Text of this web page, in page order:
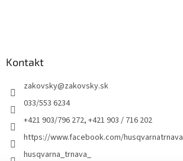
Kontakt
zakovsky@zakovsky.sk
033/553 6234
+421 903/796 272, +421 903 / 716 202
https://www.facebook.com/husqvarnatrnava
husqvarna_trnava_